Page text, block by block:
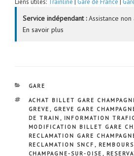
Service indépendant :Assistance
En savoir plus
CATÉGORIES
GARE
ÉTIQUETTES
ACHAT BILLET GARE
GREVE , GREVE GARE
DE TRAIN , INFORMATION
MODIFICATION BILLET GARE
RECLAMATION GARE
RECLAMATION SNCF ,
CHAMPAGNE-SUR-OISE ,